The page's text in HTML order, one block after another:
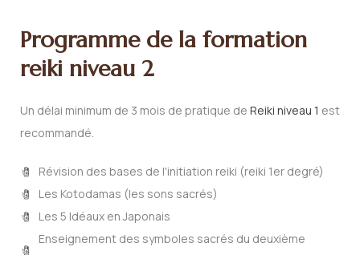
Programme de la formation
reiki niveau 2
Un délai minimum de 3 mois de pratique de Reiki niveau 1 est
recommandé.
Révision des bases de l'initiation reiki (reiki 1er degré)
Les Kotodamas (les sons sacrés)
Les 5 Idéaux en Japonais
Enseignement des symboles sacrés du deuxième